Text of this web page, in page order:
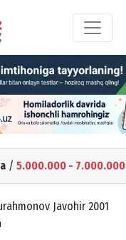
/ 5.000.000 - 7.000.000
Javohir 2001